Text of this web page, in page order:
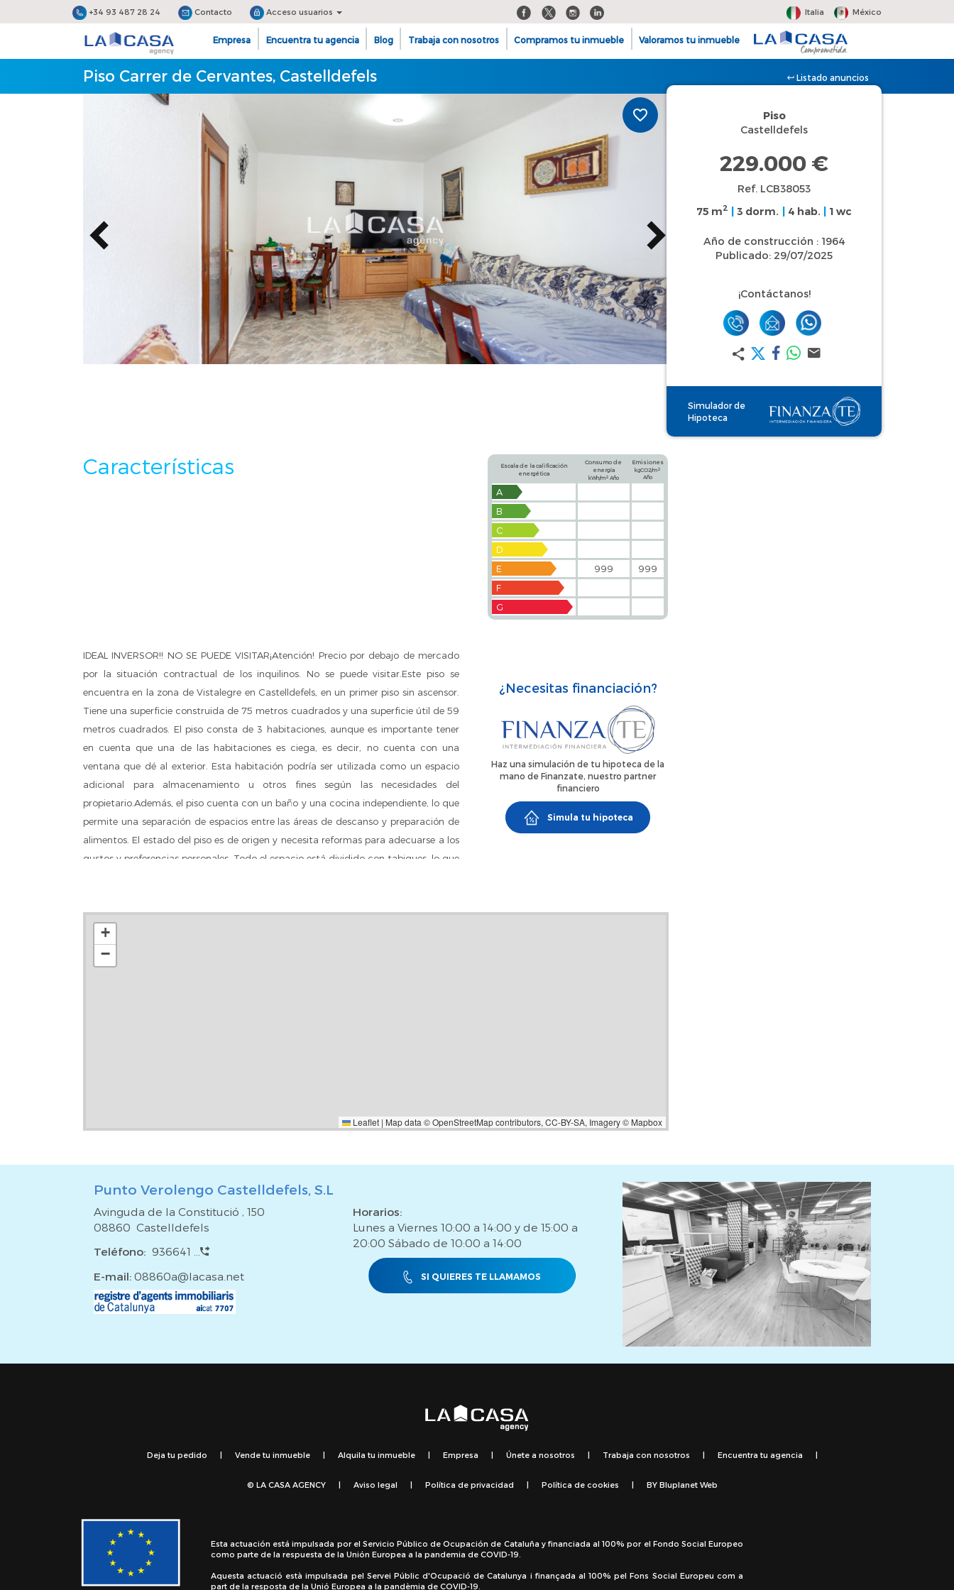
+34 93 487 28 24 Contacto Acceso usuarios Italia México
Empresa Encuentra tu agencia Blog Trabaja con nosotros Compramos tu inmueble Valoramos tu inmueble
Piso Carrer de Cervantes, Castelldefels Listado anuncios
Características
Escala de la calificación
energética
Consumo de
energía
kWh/m2Año
Emisiones
kgCO2/m2
Año
A
B
C
D
E
999
999
F
G
IDEAL INVERSOR!! NO SE PUEDE VISITAR¡Atención! Precio por debajo de mercado
por la situación contractual de los inquilinos. No se puede visitar.Este piso se
encuentra en la zona de Vistalegre en Castelldefels, en un primer piso sin ascensor.
Tiene una superficie construida de 75 metros cuadrados y una superficie útil de 59
metros cuadrados. El piso consta de 3 habitaciones, aunque es importante tener
en cuenta que una de las habitaciones es ciega, es decir, no cuenta con una
ventana que dé al exterior. Esta habitación podría ser utilizada como un espacio
adicional para almacenamiento u otros fines según las necesidades del
propietario.Además, el piso cuenta con un baño y una cocina independiente, lo que
permite una separación de espacios entre las áreas de descanso y preparación de
alimentos. El estado del piso es de origen y necesita reformas para adecuarse a los
gustos y preferencias personales. Todo el espacio está dividido con tabiques, lo que
comprar? Llámanos AL tasamos a precio de mercado, te asesoraremos y
resolveremos tus dudas.*Tasaciones Gratuitas con entrega de informe* Vendemos
tu inmueble en las mejores condiciones* Asesoramiento Hipotecario Gratuito*
Asesoramiento Legal.*El precio de venta del inmueble aquí expuesto no incluye ni
¿Necesitas financiación?
Haz una simulación de tu hipoteca de la
mano de Finanzate, nuestro partner
financiero
Simula tu hipoteca
+
−
Leaflet | Map data ©OpenStreetMapcontributors, CC-BY-SA, Imagery © Mapbox
Piso
Castelldefels
229.000 €
Ref. LCB38053
75 m2 3 dorm. 4 hab. 1 wc
Año de construcción : 1964
Publicado: 29/07/2025
¡Contáctanos!
Simulador de
Hipoteca
Punto Verolengo Castelldefels, S.L
Avinguda de la Constitució , 150
08860 Castelldefels
Teléfono: 936641 ...
E-mail: 08860a@lacasa.net
Horarios:
Lunes a Viernes 10:00 a 14:00 y de 15:00 a
20:00 Sábado de 10:00 a 14:00
SI QUIERES TE LLAMAMOS
Deja tu pedido Vende tu inmueble Alquila tu inmueble Empresa Únete a nosotros Trabaja con nosotros Encuentra tu agencia
© LA CASA AGENCY Aviso legal Política de privacidad Política de cookies BY Bluplanet Web
Esta actuación está impulsada por el Servicio Público de Ocupación de Cataluña y financiada al 100% por el Fondo Social Europeo
como parte de la respuesta de la Unión Europea a la pandemia de COVID-19.
Aquesta actuació està impulsada pel Servei Públic d'Ocupació de Catalunya i finançada al 100% pel Fons Social Europeu com a
part de la resposta de la Unió Europea a la pandèmia de COVID-19.